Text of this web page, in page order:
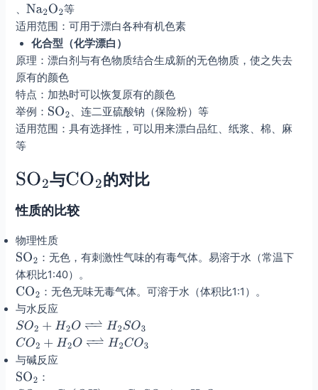
、
等
适用范围：可用于漂白各种有机色素
化合型（化学漂白）
原理：漂白剂与有色物质结合生成新的无色物质，使之失去
原有的颜色
特点：加热时可以恢复原有的颜色
举例：
、连二亚硫酸钠（保险粉）等
适用范围：具有选择性，可以用来漂白品红、纸浆、棉、麻
等
与 的对比
性质的比较
物理性质
：无色，有刺激性气味的有毒气体。易溶于水（常温下
体积比1:40）。
：无色无味无毒气体。可溶于水（体积比1:1）。
与水反应
与碱反应
：